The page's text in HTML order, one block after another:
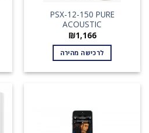
PSX-12-150 PURE
ACOUSTIC
₪1,166
לרכישה מהירה